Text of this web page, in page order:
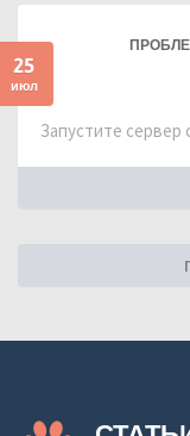
25
июл
Запустите